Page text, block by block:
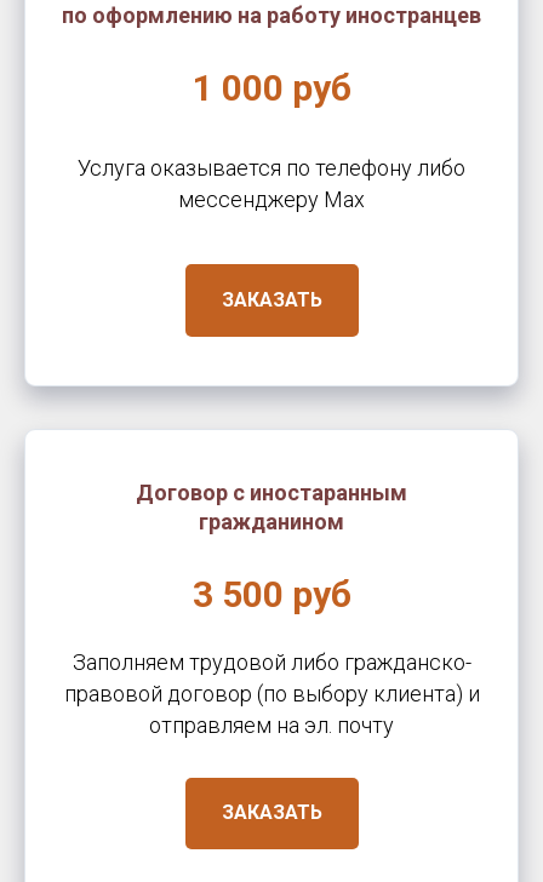
по оформлению на работу иностранцев
1 000 руб
Услуга оказывается по телефону либо
месcенджеру Max
ЗАКАЗАТЬ
Договор с иностаранным
гражданином
3 500 руб
Заполняем трудовой либо гражданско-
правовой договор (по выбору клиента) и
отправляем на эл. почту
ЗАКАЗАТЬ